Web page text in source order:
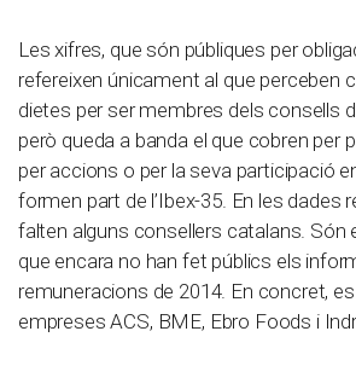
Les xifres, que són públiques per
refereixen únicament al que perceben
dietes per ser membres dels consells
però queda a banda el que cobren per
per accions o per la seva participació
formen part de l’Ibex-35. En les dades
falten alguns consellers catalans. Són
que encara no han fet públics els
remuneracions de 2014. En concret,
empreses ACS, BME, Ebro Foods i